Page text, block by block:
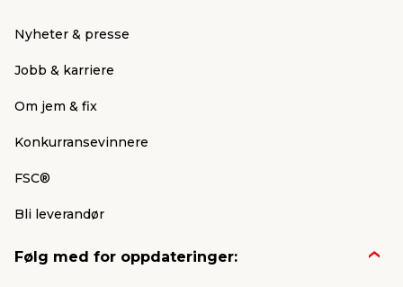
Nyheter & presse
Jobb & karriere
Om jem & fix
Konkurransevinnere
FSC®
Bli leverandør
Følg med for oppdateringer: